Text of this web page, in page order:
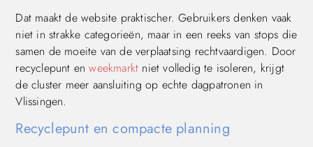
Dat maakt de website praktischer. Gebruikers denken vaak
niet in strakke categorieën, maar in een reeks van stops die
samen de moeite van de verplaatsing rechtvaardigen. Door
recyclepunt enweekmarkt niet volledig te isoleren, krijgt
de cluster meer aansluiting op echte dagpatronen in
Vlissingen.
Recyclepunt en compacte planning